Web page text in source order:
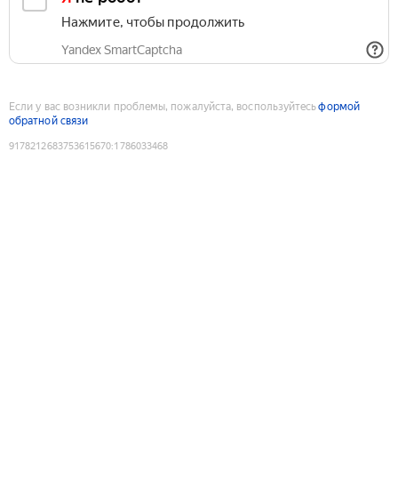
Нажмите, чтобы продолжить
Yandex SmartCaptcha
Если у вас возникли проблемы, пожалуйста, воспользуйтесьформой
обратной связи
9178212683753615670:1786033468